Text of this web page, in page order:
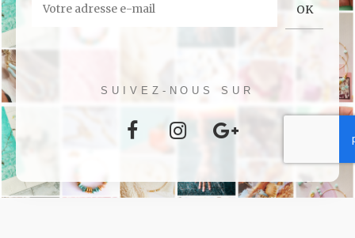
SUIVEZ-NOUS SUR